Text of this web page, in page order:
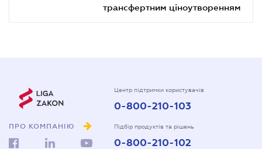
трансфертним ціноутворенням
ПРО КОМПАНІЮ
Центр підтримки користувачів
0-800-210-103
Підбір продуктів та рішень
0-800-210-102